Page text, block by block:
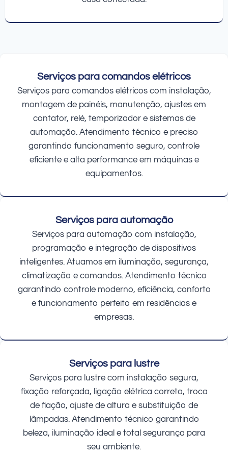
Serviços para comandos elétricos
Serviços para comandos elétricos com instalação,
montagem de painéis, manutenção, ajustes em
contator, relé, temporizador e sistemas de
automação. Atendimento técnico e preciso
garantindo funcionamento seguro, controle
eficiente e alta performance em máquinas e
equipamentos.
Serviços para automação
Serviços para automação com instalação,
programação e integração de dispositivos
inteligentes. Atuamos em iluminação, segurança,
climatização e comandos. Atendimento técnico
garantindo controle moderno, eficiência, conforto
e funcionamento perfeito em residências e
empresas.
Serviços para lustre
Serviços para lustre com instalação segura,
fixação reforçada, ligação elétrica correta, troca
de fiação, ajuste de altura e substituição de
lâmpadas. Atendimento técnico garantindo
beleza, iluminação ideal e total segurança para
seu ambiente.